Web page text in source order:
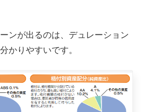
ンが出るのは、デュレーション
かりやすいです。